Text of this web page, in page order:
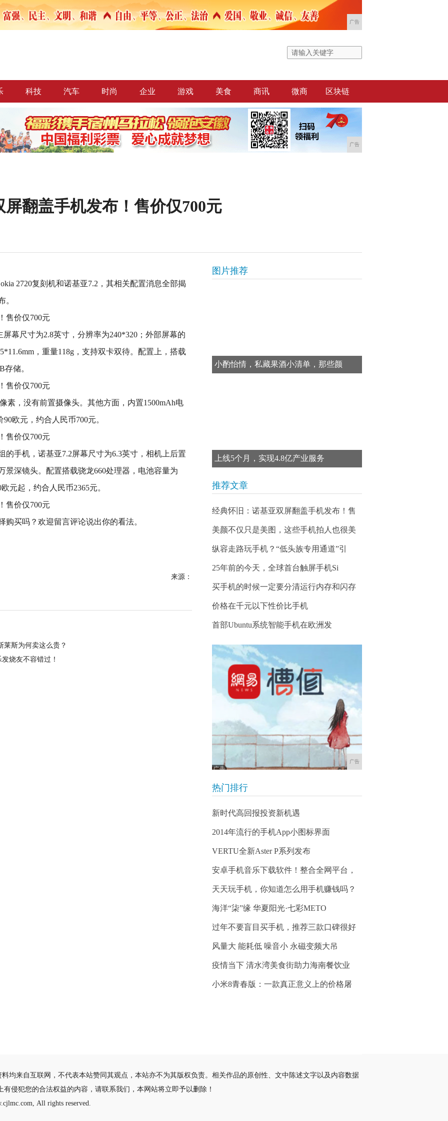
广告
科技 汽车 时尚 企业 游戏 美食 商讯 微商 区块链
广告
翻盖手机发布！售价仅700元
2720复刻机和诺基亚7.2，其相关配置消息全部揭
。
幕尺寸为2.8英寸，分辨率为240*320；外部屏幕的
，重量118g，支持双卡双待。配置上，搭载
储。
素，没有前置摄像头。其他方面，内置1500mAh电
欧元，约合人民币700元。
的手机，诺基亚7.2屏幕尺寸为6.3英寸，相机上后置
景深镜头。配置搭载骁龙660处理器，电池容量为
元起，约合人民币2365元。
买吗？欢迎留言评论说出你的看法。
来源：
莱斯为何卖这么贵？
烧友不容错过！
图片推荐
小酌怡情，私藏果酒小清单，那些颜
上线5个月，实现4.8亿产业服务
推荐文章
经典怀旧：诺基亚双屏翻盖手机发布！售
美颜不仅只是美图，这些手机拍人也很美
纵容走路玩手机？“低头族专用通道”引
25年前的今天，全球首台触屏手机Si
买手机的时候一定要分清运行内存和闪存
价格在千元以下性价比手机
首部Ubuntu系统智能手机在欧洲发
广告
热门排行
新时代高回报投资新机遇
2014年流行的手机App小图标界面
VERTU全新Aster P系列发布
安卓手机音乐下载软件！整合全网平台，
天天玩手机，你知道怎么用手机赚钱吗？
海洋“柒”缘 华夏阳光·七彩METO
过年不要盲目买手机，推荐三款口碑很好
风量大 能耗低 噪音小 永磁变频大吊
疫情当下 清水湾美食街助力海南餐饮业
小米8青春版：一款真正意义上的价格屠
均来自互联网，不代表本站赞同其观点，本站亦不为其版权负责。相关作品的原创性、文中陈述文字以及内容数据
侵犯您的合法权益的内容，请联系我们，本网站将立即予以删除！
All rights reserved.